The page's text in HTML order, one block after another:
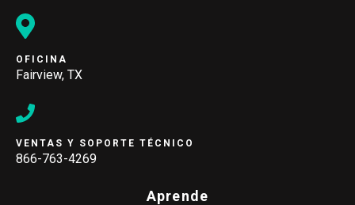
OFICINA
Fairview, TX
VENTAS Y SOPORTE TÉCNICO
866-763-4269
Aprende